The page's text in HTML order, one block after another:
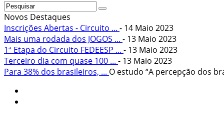
Novos Destaques
Inscrições Abertas - Circuito ... - 14 Maio 2023
Mais uma rodada dos JOGOS ... - 13 Maio 2023
1ª Etapa do Circuito FEDEESP ... - 13 Maio 2023
Terceiro dia com quase 100 ... - 13 Maio 2023
Para 38% dos brasileiros, ... O estudo “A percepção dos